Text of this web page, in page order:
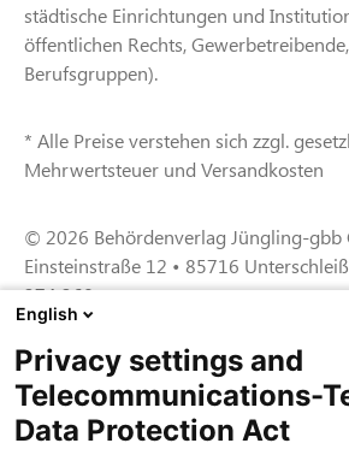
städtische Einrichtungen und
öffentlichen Rechts,
Berufsgruppen).
* Alle Preise verstehen sich zzgl.
Mehrwertsteuer und Versandkosten
© 2026 Behördenverlag Jüngling-gbb
Einsteinstraße 12 • 85716
374 360
Zertifiziert für das
entsystem unter TU4®
English
Privacy settings and
Telecommunications-
Data Protection Act